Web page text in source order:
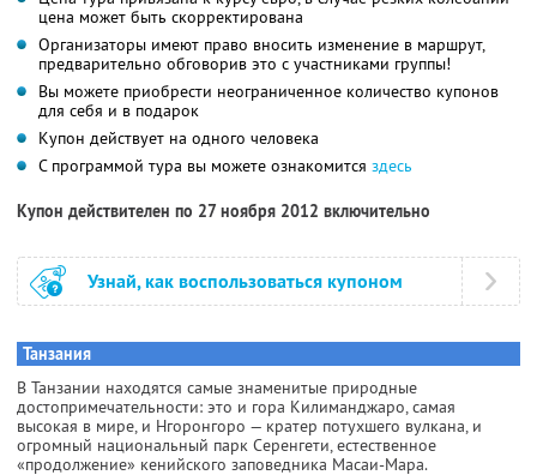
цена может быть скорректирована
Организаторы имеют право вносить изменение в маршрут,
предварительно обговорив это с участниками группы!
Вы можете приобрести неограниченное количество купонов
для себя и в подарок
Купон действует на одного человека
С программой тура вы можете ознакомится здесь
Купон действителен по 27 ноября 2012 включительно
Узнай, как воспользоваться купоном
Танзания
В Танзании находятся самые знаменитые природные
достопримечательности: это и гора Килиманджаро, самая
высокая в мире, и Нгоронгоро — кратер потухшего вулкана, и
огромный национальный парк Серенгети, естественное
«продолжение» кенийского заповедника Масаи-Мара.